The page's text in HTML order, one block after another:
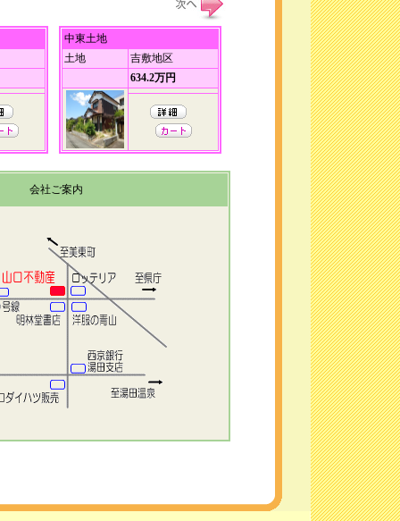
中東土地
土地
吉敷地区
634.2万円
会社ご案内